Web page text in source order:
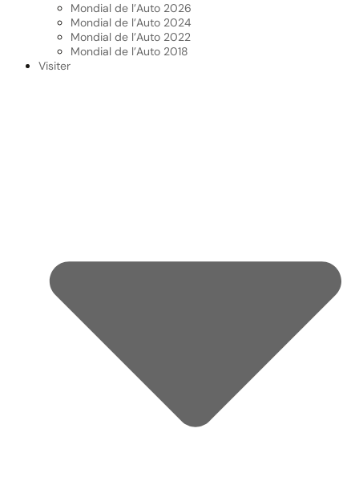
Mondial de l’Auto 2026
Mondial de l’Auto 2024
Mondial de l’Auto 2022
Mondial de l’Auto 2018
Visiter